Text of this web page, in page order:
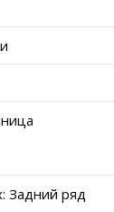
Задний ряд